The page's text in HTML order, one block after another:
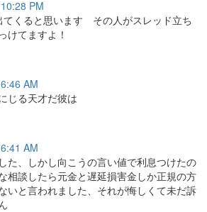
PM
くると思います その人がスレッド立ち
けてますよ！
AM
じる天才だ彼は
AM
た、しかし向こうの言い値で利息つけたの
相談したら元金と遅延損害金しか正規の方
いと言われました、それが悔しくて未だ訴